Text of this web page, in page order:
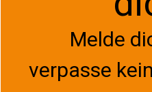
Melde
verpasse